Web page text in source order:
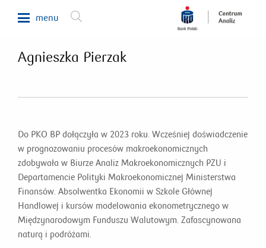
menu
Nieruchomości
Rynki zagraniczne
Fundusze inwestycyjne
Newsletter
800 302 302
Agnieszka Pierzak
Do PKO BP dołączyła w 2023 roku. Wcześniej doświadczenie
w prognozowaniu procesów makroekonomicznych
zdobywała w Biurze Analiz Makroekonomicznych PZU i
Departamencie Polityki Makroekonomicznej Ministerstwa
Finansów. Absolwentka Ekonomii w Szkole Głównej
Handlowej i kursów modelowania ekonometrycznego w
Międzynarodowym Funduszu Walutowym. Zafascynowana
naturą i podróżami.